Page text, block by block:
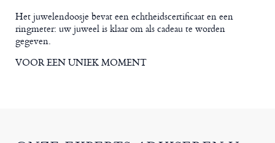
Het juwelendoosje bevat een echtheidscertificaat en een
ringmeter: uw juweel is klaar om als cadeau te worden
gegeven.
VOOR EEN UNIEK MOMENT